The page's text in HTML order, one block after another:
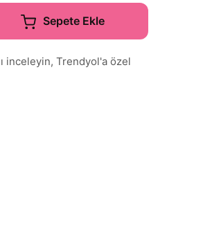
Sepete Ekle
inceleyin, Trendyol'a özel